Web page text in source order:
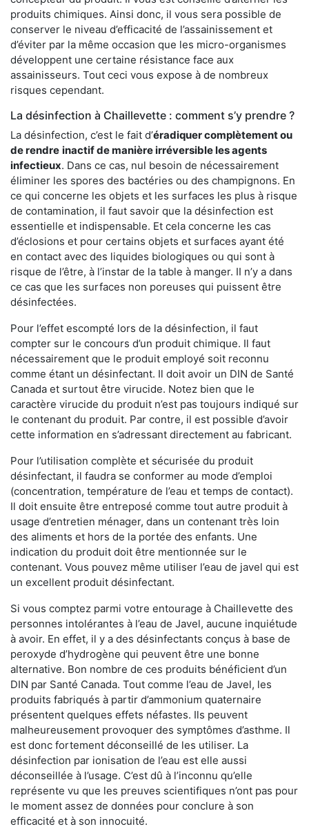
produits chimiques. Ainsi donc, il vous sera possible de
conserver le niveau d’efficacité de l’assainissement et
d’éviter par la même occasion que les micro-organismes
développent une certaine résistance face aux
assainisseurs. Tout ceci vous expose à de nombreux
risques cependant.
La désinfection à Chaillevette : comment s’y prendre ?
La désinfection, c’est le fait d’éradiquer complètement ou
de rendre inactif de manière irréversible les agents
infectieux. Dans ce cas, nul besoin de nécessairement
éliminer les spores des bactéries ou des champignons. En
ce qui concerne les objets et les surfaces les plus à risque
de contamination, il faut savoir que la désinfection est
essentielle et indispensable. Et cela concerne les cas
d’éclosions et pour certains objets et surfaces ayant été
en contact avec des liquides biologiques ou qui sont à
risque de l’être, à l’instar de la table à manger. II n’y a dans
ce cas que les surfaces non poreuses qui puissent être
désinfectées.
Pour l’effet escompté lors de la désinfection, il faut
compter sur le concours d’un produit chimique. Il faut
nécessairement que le produit employé soit reconnu
comme étant un désinfectant. Il doit avoir un DIN de Santé
Canada et surtout être virucide. Notez bien que le
caractère virucide du produit n’est pas toujours indiqué sur
le contenant du produit. Par contre, il est possible d’avoir
cette information en s’adressant directement au fabricant.
Pour l’utilisation complète et sécurisée du produit
désinfectant, il faudra se conformer au mode d’emploi
(concentration, température de l’eau et temps de contact).
Il doit ensuite être entreposé comme tout autre produit à
usage d’entretien ménager, dans un contenant très loin
des aliments et hors de la portée des enfants. Une
indication du produit doit être mentionnée sur le
contenant. Vous pouvez même utiliser l’eau de javel qui est
un excellent produit désinfectant.
Si vous comptez parmi votre entourage à Chaillevette des
personnes intolérantes à l’eau de Javel, aucune inquiétude
à avoir. En effet, il y a des désinfectants conçus à base de
peroxyde d’hydrogène qui peuvent être une bonne
alternative. Bon nombre de ces produits bénéficient d’un
DIN par Santé Canada. Tout comme l’eau de Javel, les
produits fabriqués à partir d’ammonium quaternaire
présentent quelques effets néfastes. Ils peuvent
malheureusement provoquer des symptômes d’asthme. Il
est donc fortement déconseillé de les utiliser. La
désinfection par ionisation de l’eau est elle aussi
déconseillée à l’usage. C’est dû à l’inconnu qu’elle
représente vu que les preuves scientifiques n’ont pas pour
le moment assez de données pour conclure à son
efficacité et à son innocuité.